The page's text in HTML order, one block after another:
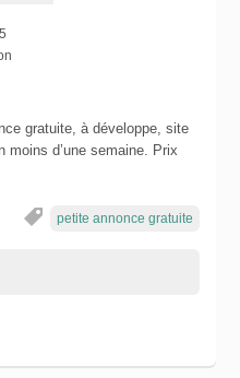
gratuite, à développe, site
moins d’une semaine. Prix
petite annonce gratuite